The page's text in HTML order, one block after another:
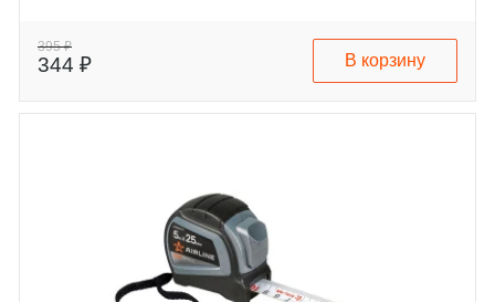
395 ₽
344 ₽ В корзину